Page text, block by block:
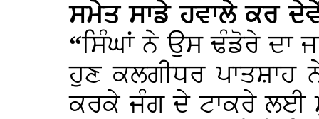
ਸਮੇਤ ਸਾਡੇ ਹਵਾਲੇ ਕਰ
“ਸਿੰਘਾਂ ਨੇ ਉਸ ਢੰਡੋਰੇ ਦਾ
ਹੁਣ ਕਲਗੀਧਰ ਪਾਤਸ਼ਾਹ
ਕਰਕੇ ਜੰਗ ਦੇ ਟਾਕਰੇ ਲਈ